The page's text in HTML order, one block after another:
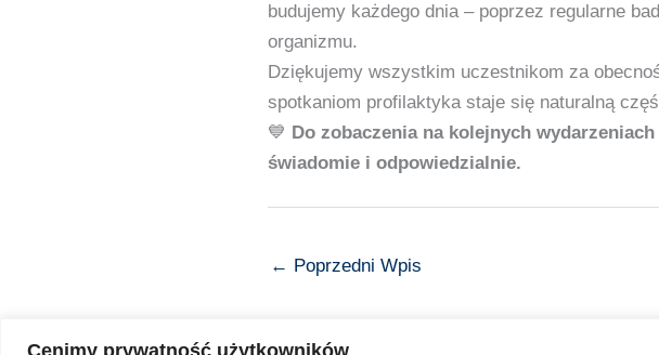
Cenimy prywatność użytkowników
budujemy każdego dnia – poprzez regularne
organizmu.
Dziękujemy wszystkim uczestnikom za
spotkaniom profilaktyka staje się naturalną
💙 Do zobaczenia na kolejnych
świadomie i odpowiedzialnie.
← Poprzedni Wpis